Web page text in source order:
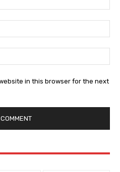
in this browser for the next